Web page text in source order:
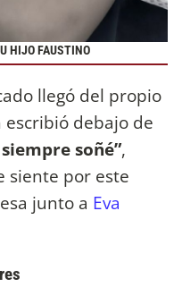
HIJO FAUSTINO
llegó del propio
escribió debajo de
soñé”,
siente por este
junto a Eva